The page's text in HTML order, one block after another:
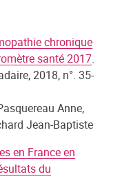
chronique
santé 2017.
2018, n°. 35-
Anne,
Jean-Baptiste
en France en
du